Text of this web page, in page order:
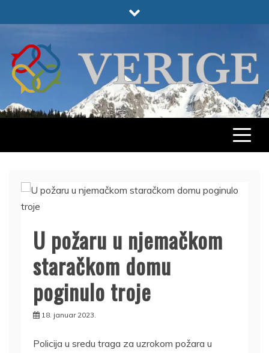
to
VERIGE
ODABRANO
U požaru u njemačkom
staračkom domu
poginulo troje
18. januar 2023.
Policija u sredu traga za uzrokom požara u